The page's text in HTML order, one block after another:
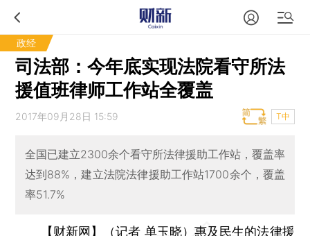
政经
司法部：今年底实现法院看守所法
援值班律师工作站全覆盖
2017年09月28日 15:59 T中
全国已建立2300余个看守所法律援助工作站，覆盖率
达到88%，建立法院法律援助工作站1700余个，覆盖
率51.7%
【财新网】（记者 单玉晓） 惠及民生的法律援